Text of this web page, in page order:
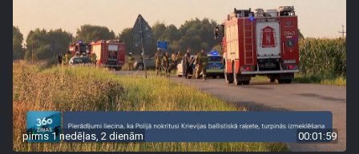
pirms 1 nedēļas, 2 dienām 00:01:59